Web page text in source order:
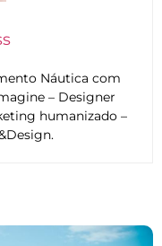
Náutica com
– Designer
humanizado –